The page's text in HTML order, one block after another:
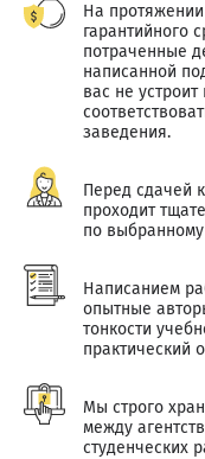
На
гарантийного
потраченные
написанной
вас не
заведения.
Перед сдачей
проходит
по
Написанием
опытные
тонкости
практический
Мы строго
между
студенческих